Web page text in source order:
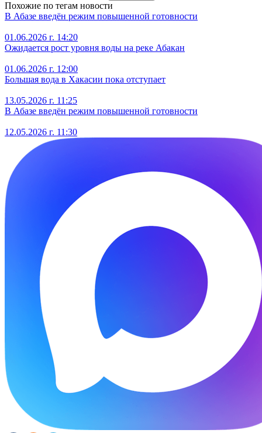
Похожие по тегам новости
В Абазе введён режим повышенной готовности
01.06.2026 г. 14:20
Ожидается рост уровня воды на реке Абакан
01.06.2026 г. 12:00
Большая вода в Хакасии пока отступает
13.05.2026 г. 11:25
В Абазе введён режим повышенной готовности
12.05.2026 г. 11:30